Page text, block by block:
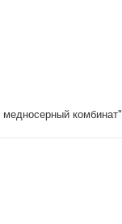
комбинат"